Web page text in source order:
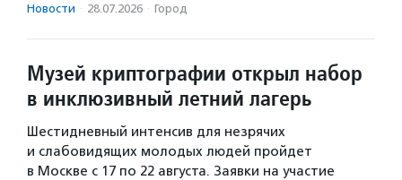
Новости · 28.07.2026 · Город
Музей криптографии открыл набор
в инклюзивный летний лагерь
Шестидневный интенсив для незрячих
и слабовидящих молодых людей пройдет
в Москве с 17 по 22 августа. Заявки на участие